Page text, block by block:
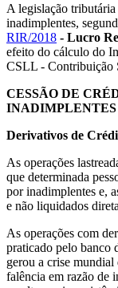
A legislação
inadimplentes,
RIR/2018 - Lucro
efeito do cálculo do
CSLL - Contribuição
CESSÃO DE
INADIMPLENTES
Derivativos de
As operações
que determinada
por inadimplentes e,
e não liquidados
As operações com
praticado pelo banco
gerou a crise
falência em razão de